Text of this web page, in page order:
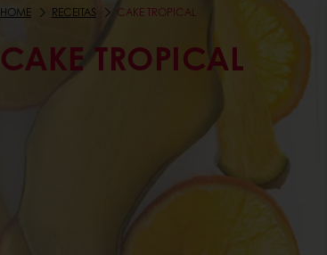
HOME RECEITAS CAKE TROPICAL
CAKE TROPICAL